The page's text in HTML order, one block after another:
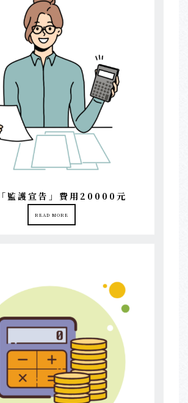
監護宣告」費用20000元
READ MORE